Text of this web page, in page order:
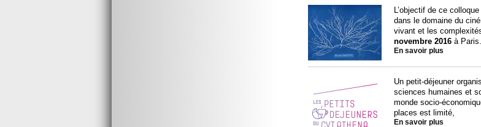
L’objectif de ce
dans le domaine du
vivant et les
novembre 2016 à Paris.
En savoir plus
Un petit-déjeuner
sciences humaines et
monde socio-
places est limité,
En savoir plus